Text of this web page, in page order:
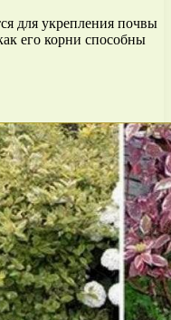
для укрепления почвы
его корни способны